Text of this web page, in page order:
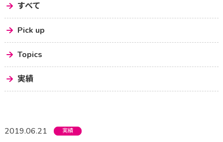
すべて
Pick up
Topics
実績
2019.06.21 実績